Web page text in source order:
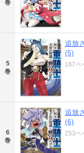
巻
5
巻
追放
(5)
167ペ
6
巻
追放
(6)
253ペ